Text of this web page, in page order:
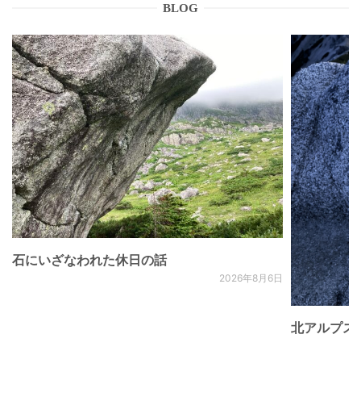
BLOG
石にいざなわれた休日の話
2026年8月6日
北アルプ